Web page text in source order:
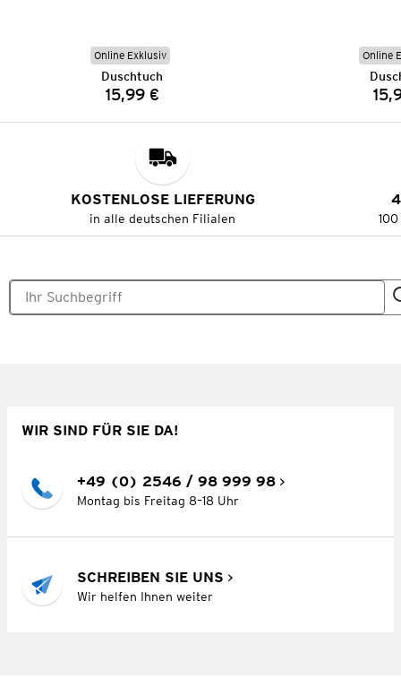
Online Exklusiv
Duschtuch
Preis:
15,99 €
Online
KOSTENLOSE LIEFERUNG
in alle deutschen Filialen
WIR SIND FÜR SIE DA!
+49 (0) 2546 / 98 999 98
Montag bis Freitag 8–18 Uhr
SCHREIBEN SIE UNS
Wir helfen Ihnen weiter